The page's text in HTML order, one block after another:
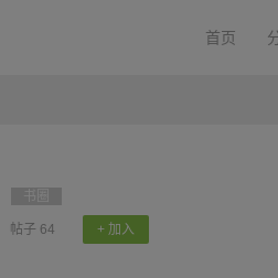
首页
帖子 64 + 加入